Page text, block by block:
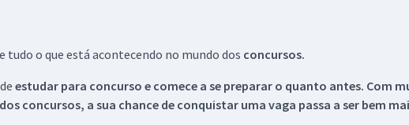
tudo o que está acontecendo no mundo dos concursos.
estudar para concurso e comece a se preparar o quanto antes. Com
concursos, a sua chance de conquistar uma vaga passa a ser bem